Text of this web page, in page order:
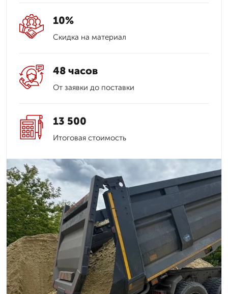
10%
Скидка на материал
48 часов
От заявки до поставки
13 500
Итоговая стоимость